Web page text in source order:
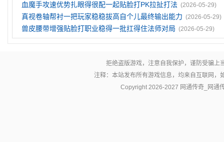
血魔手攻速优势扎眼得很配一起贴脸打PK拉扯打法 (2026-05-29)
真视卷轴帮衬一把玩家稳稳拔高自个儿最终输出能力 (2026-05-29)
兽皮腰带‌增强贴脸打职业稳得一批扛得住法师对局 (2026-05-29)
拒绝盗版游戏，注意自我保护，谨防受骗上
注释：本站发布所有游戏信息，均来自互联网
Copyright 2026-2027 网通传奇_网通